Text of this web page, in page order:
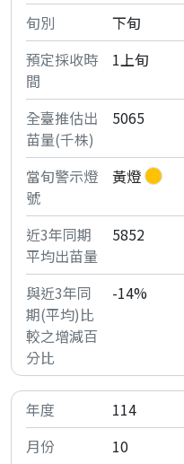
下旬
1上旬
5065
黃燈
5852
-14%
114
10